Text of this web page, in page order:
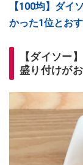
【100均】ダイ
かった1位とお
【ダイソー
盛り付けが